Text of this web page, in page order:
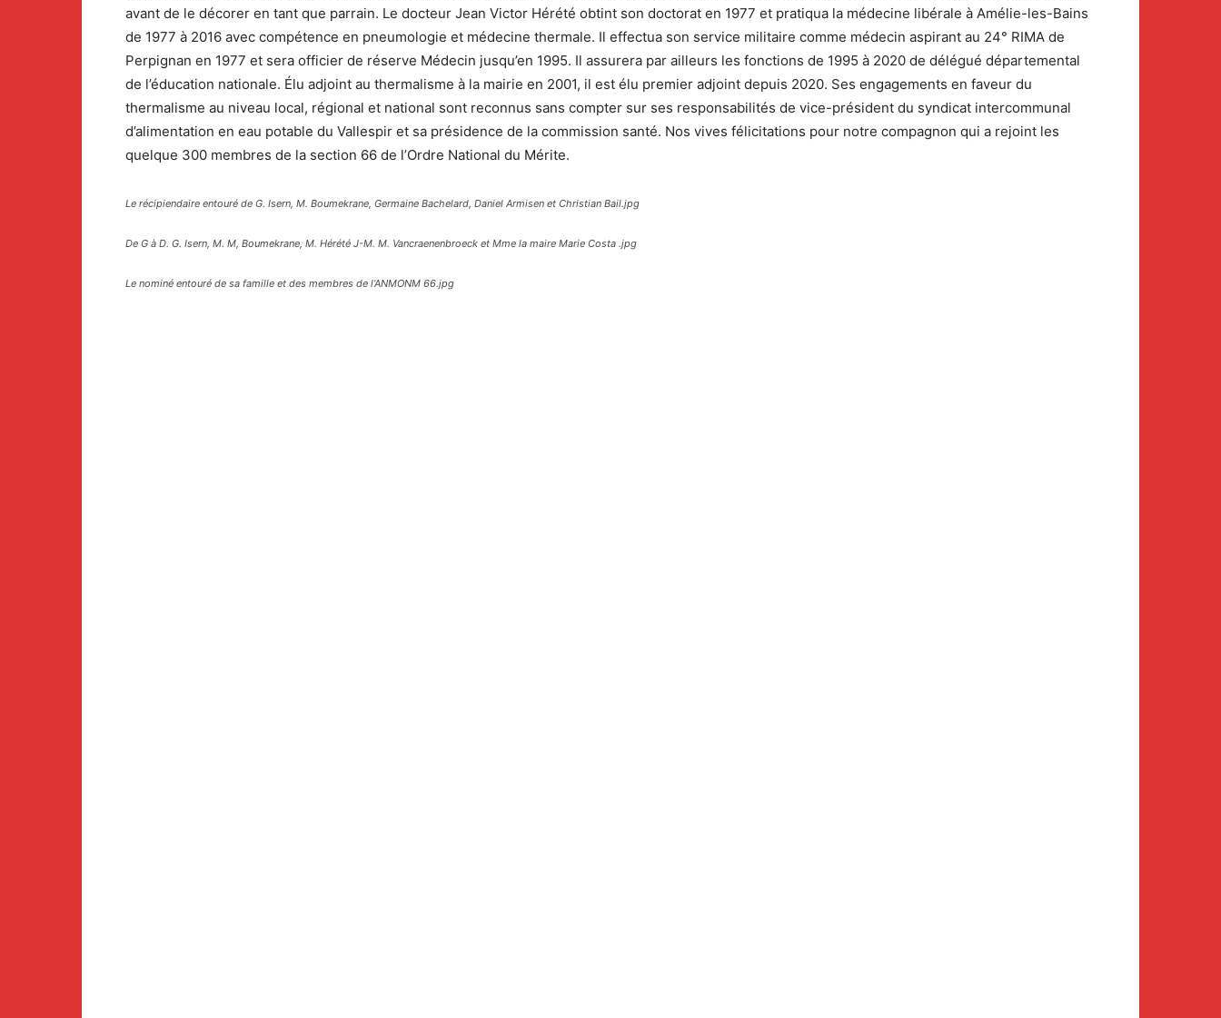
avant de le décorer en tant que parrain. Le docteur Jean Victor Hérété obtint son doctorat en 1977 et pratiqua la médecine libérale à Amélie-les-Bains
de 1977 à 2016 avec compétence en pneumologie et médecine thermale. Il effectua son service militaire comme médecin aspirant au 24° RIMA de
Perpignan en 1977 et sera officier de réserve Médecin jusqu’en 1995. Il assurera par ailleurs les fonctions de 1995 à 2020 de délégué départemental
de l’éducation nationale. Élu adjoint au thermalisme à la mairie en 2001, il est élu premier adjoint depuis 2020. Ses engagements en faveur du
thermalisme au niveau local, régional et national sont reconnus sans compter sur ses responsabilités de vice-président du syndicat intercommunal
d’alimentation en eau potable du Vallespir et sa présidence de la commission santé. Nos vives félicitations pour notre compagnon qui a rejoint les
quelque 300 membres de la section 66 de l’Ordre National du Mérite.
Le récipiendaire entouré de G. Isern, M. Boumekrane, Germaine Bachelard, Daniel Armisen et Christian Bail.jpg
De G à D. G. Isern, M. M, Boumekrane, M. Hérété J-M. M. Vancraenenbroeck et Mme la maire Marie Costa .jpg
Le nominé entouré de sa famille et des membres de l’ANMONM 66.jpg